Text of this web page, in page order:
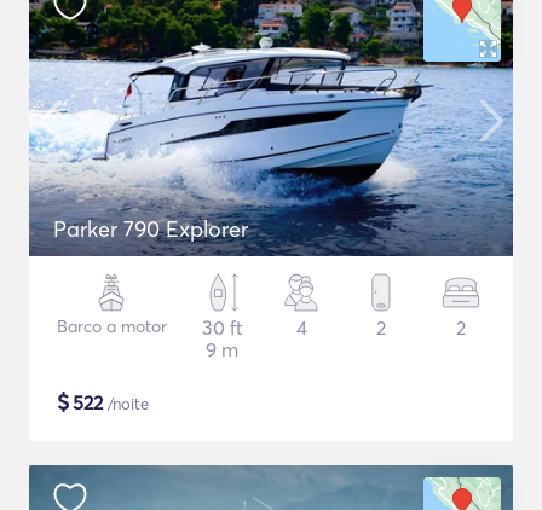
Parker 790 Explorer
Barco a motor
30 ft
9 m
4 2 2
$522/noite